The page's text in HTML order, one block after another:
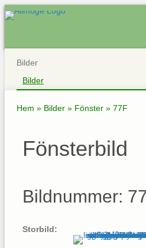
Bilder
Bilder
Hem » Bilder » Fönster » 77F
Fönsterbild
Bildnummer:
Storbild: